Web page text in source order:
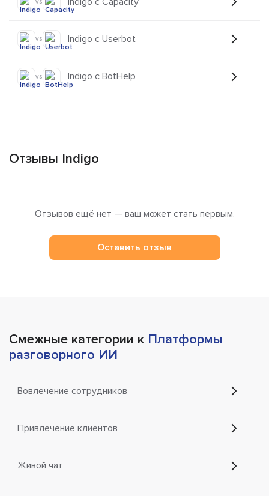
vs
vs Indigo с Userbot
vs Indigo с BotHelp
Отзывы Indigo
Отзывов ещё нет — ваш может стать первым.
Оставить отзыв
Смежные категории к Платформы
разговорного ИИ
Вовлечение сотрудников
Привлечение клиентов
Живой чат